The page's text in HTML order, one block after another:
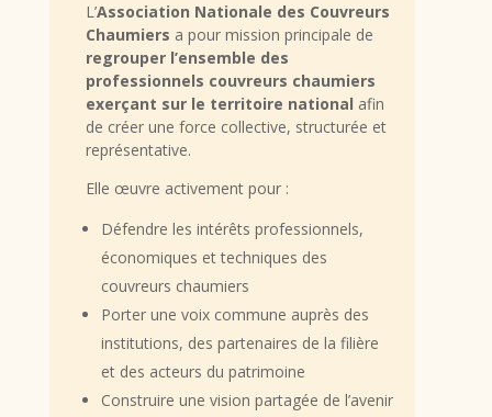
L’Association Nationale des Couvreurs
Chaumiers a pour mission principale de
regrouper l’ensemble des
professionnels couvreurs chaumiers
exerçant sur le territoire national afin
de créer une force collective, structurée et
représentative.
Elle œuvre activement pour :
Défendre les intérêts professionnels,
économiques et techniques des
couvreurs chaumiers
Porter une voix commune auprès des
institutions, des partenaires de la filière
et des acteurs du patrimoine
Construire une vision partagée de l’avenir